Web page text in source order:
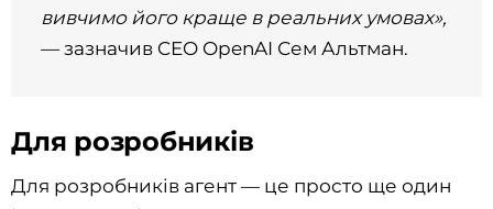
вивчимо його краще в реальних умовах»,
— зазначив CEO OpenAI Сем Альтман.
Для розробників
Для розробників агент — це просто ще один